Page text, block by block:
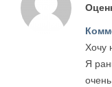
Хочу
Я